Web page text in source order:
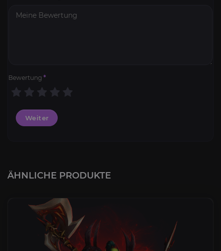
Bewertung *
Weiter
ÄHNLICHE PRODUKTE